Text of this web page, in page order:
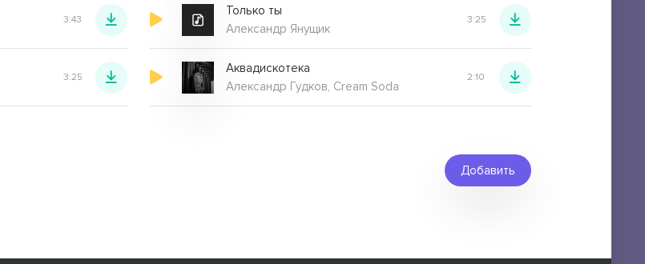
3:43
Только ты
Александр Янущик
3:25
3:25
Аквадискотека
Александр Гудков, Cream Soda
2:10
Добавить